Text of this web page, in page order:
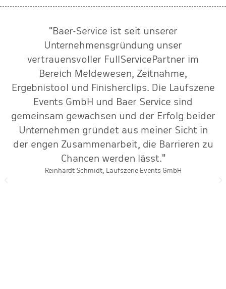
"Baer-Service ist seit unserer
Unternehmensgründung unser
vertrauensvoller FullServicePartner im
Bereich Meldewesen, Zeitnahme,
Ergebnistool und Finisherclips. Die Laufszene
Events GmbH und Baer Service sind
gemeinsam gewachsen und der Erfolg beider
Unternehmen gründet aus meiner Sicht in
der engen Zusammenarbeit, die Barrieren zu
Chancen werden lässt."
Reinhardt Schmidt, Laufszene Events GmbH